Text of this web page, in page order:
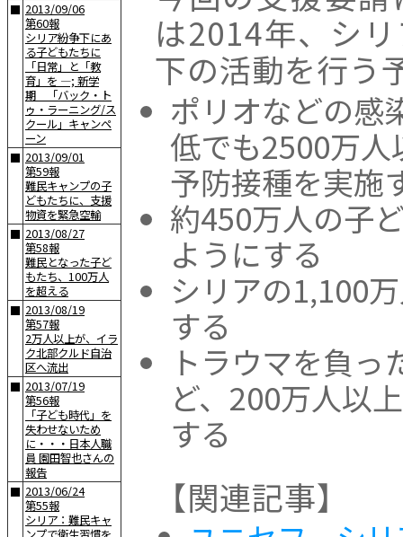
■ 2013/09/06
第60報
シリア紛争下にあ
る子どもたちに
「日常」と「教
育」を —; 新学
期 「バック・ト
ゥ・ラーニング/ス
クール」キャンペ
ーン
■ 2013/09/01
第59報
難民キャンプの子
どもたちに、支援
物資を緊急空輸
■ 2013/08/27
第58報
難民となった子ど
もたち、100万人
を超える
■ 2013/08/19
第57報
2万人以上が、イラ
ク北部クルド自治
区へ流出
■ 2013/07/19
第56報
「子ども時代」を
失わせないため
に・・・日本人職
員 園田智也さんの
報告
■ 2013/06/24
第55報
シリア：難民キャ
は2014年、シ
下の活動を行う
ポリオなどの感
低でも2500万
予防接種を実施
約450万人の子
ようにする
シリアの1,100
する
トラウマを負
ど、200万人以
する
【関連記事】